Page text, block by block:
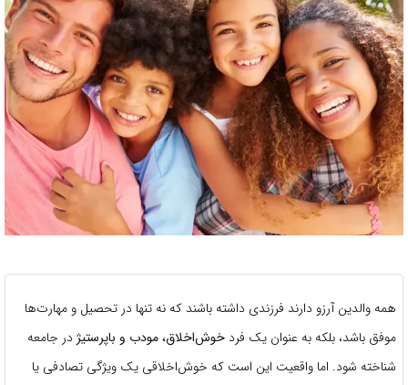
همه والدین آرزو دارند فرزندی داشته باشند که نه تنها در تحصیل و مهارت‌ها
موفق باشد، بلکه به عنوان یک فرد خوش‌اخلاق، مودب و با‌پرستیژ در جامعه
شناخته شود. اما واقعیت این است که خوش‌اخلاقی یک ویژگی تصادفی یا